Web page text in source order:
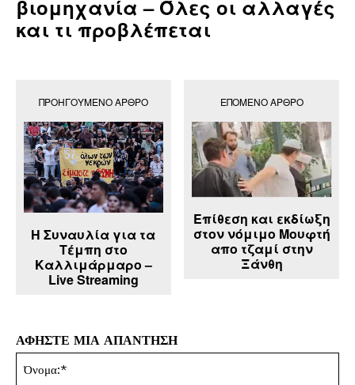
βιομηχανία – Όλες οι αλλαγές
και τι προβλέπεται
ΠΡΟΗΓΟΎΜΕΝΟ ΆΡΘΡΟ
Η Συναυλία για τα
Τέμπη στο
Καλλιμάρμαρο –
Live Streaming
ΕΠΌΜΕΝΟ ΆΡΘΡΟ
Επίθεση και εκδίωξη
στον νόμιμο Μουφτή
απο τζαμί στην
Ξάνθη
ΑΦΗΣΤΕ ΜΙΑ ΑΠΑΝΤΗΣΗ